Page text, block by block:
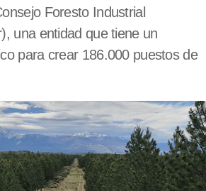
Foresto Industrial
una entidad que tiene un
para crear 186.000 puestos de